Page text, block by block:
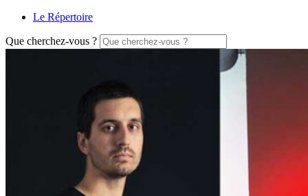
Le Répertoire
Que cherchez-vous ?